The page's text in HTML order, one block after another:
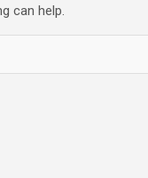
can help.